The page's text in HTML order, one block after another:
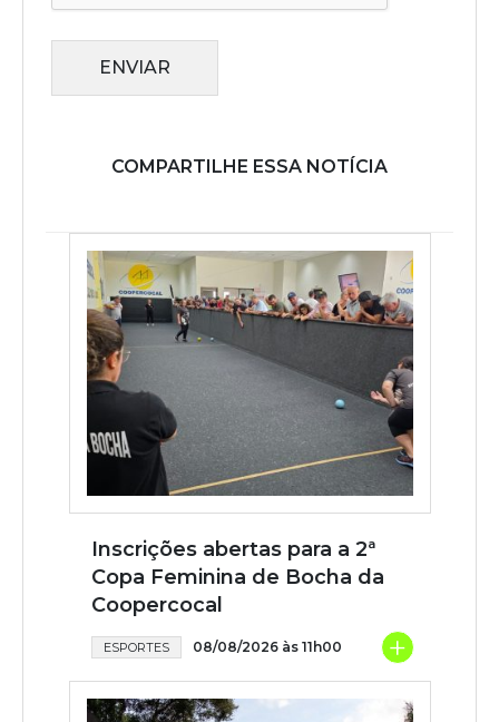
ENVIAR
COMPARTILHE ESSA NOTÍCIA
Inscrições abertas para a 2ª
Copa Feminina de Bocha da
Coopercocal
ESPORTES 08/08/2026 às 11h00 +